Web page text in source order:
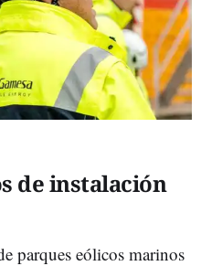
de instalación
parques eólicos marinos